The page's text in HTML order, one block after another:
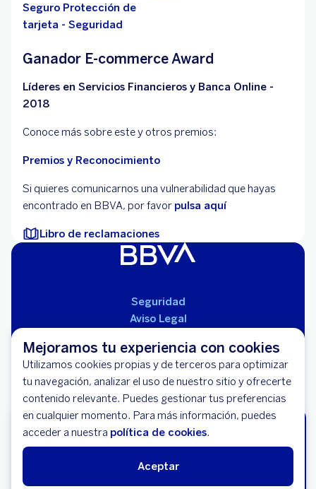
Mejoramos tu experiencia con cookies
Utilizamos cookies propias y de terceros para optimizar
tu navegación, analizar el uso de nuestro sitio y ofrecerte
contenido relevante. Puedes gestionar tus preferencias
en cualquier momento. Para más información, puedes
acceder a nuestra política de cookies.
Aceptar
Solicita tu Tarjeta de Crédito BBVA
Miles de descuentos y Paga en Cuotas
sin Intereses.
Seguro Protección de
tarjeta - Seguridad
Ganador E-commerce Award
Líderes en Servicios Financieros y Banca Online -
2018
Conoce más sobre este y otros premios:
Premios y Reconocimiento
Si quieres comunicarnos una vulnerabilidad que hayas
encontrado en BBVA, por favor pulsa aquí
Libro de reclamaciones
Seguridad
Aviso Legal
Mapa del Sitio
Libro de Reclamaciones
Llámanos (01) 595-0000
Banco BBVA Perú - RUC 20100130204
Av. República de Panamá 3055 - San Isidro